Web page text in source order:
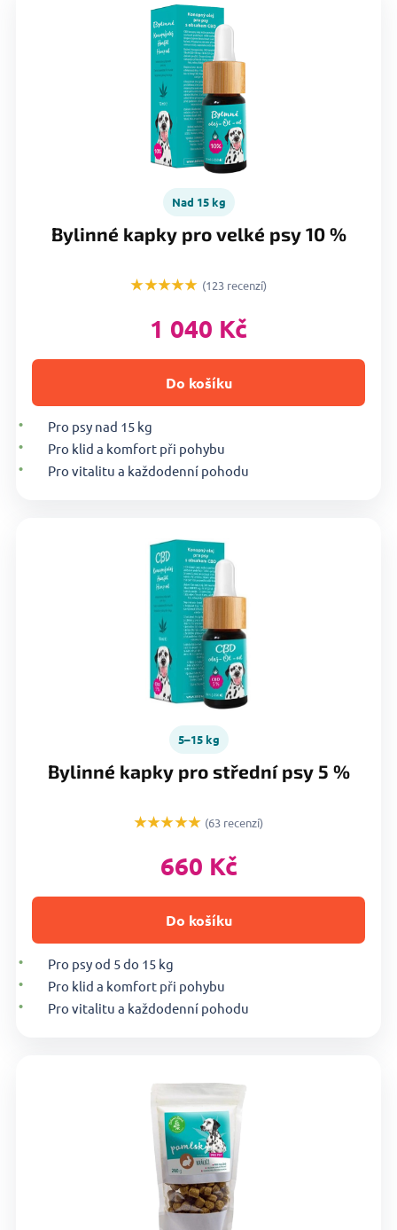
Nad 15 kg
Bylinné kapky pro velké psy 10 %
★★★★★ (123 recenzí)
1 040 Kč
Do košíku
Pro psy nad 15 kg
Pro klid a komfort při pohybu
Pro vitalitu a každodenní pohodu
5–15 kg
Bylinné kapky pro střední psy 5 %
★★★★★ (63 recenzí)
660 Kč
Do košíku
Pro psy od 5 do 15 kg
Pro klid a komfort při pohybu
Pro vitalitu a každodenní pohodu